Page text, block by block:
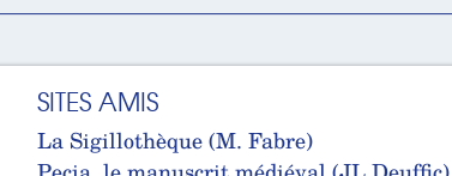
SITES AMIS
La Sigillothèque (M. Fabre)